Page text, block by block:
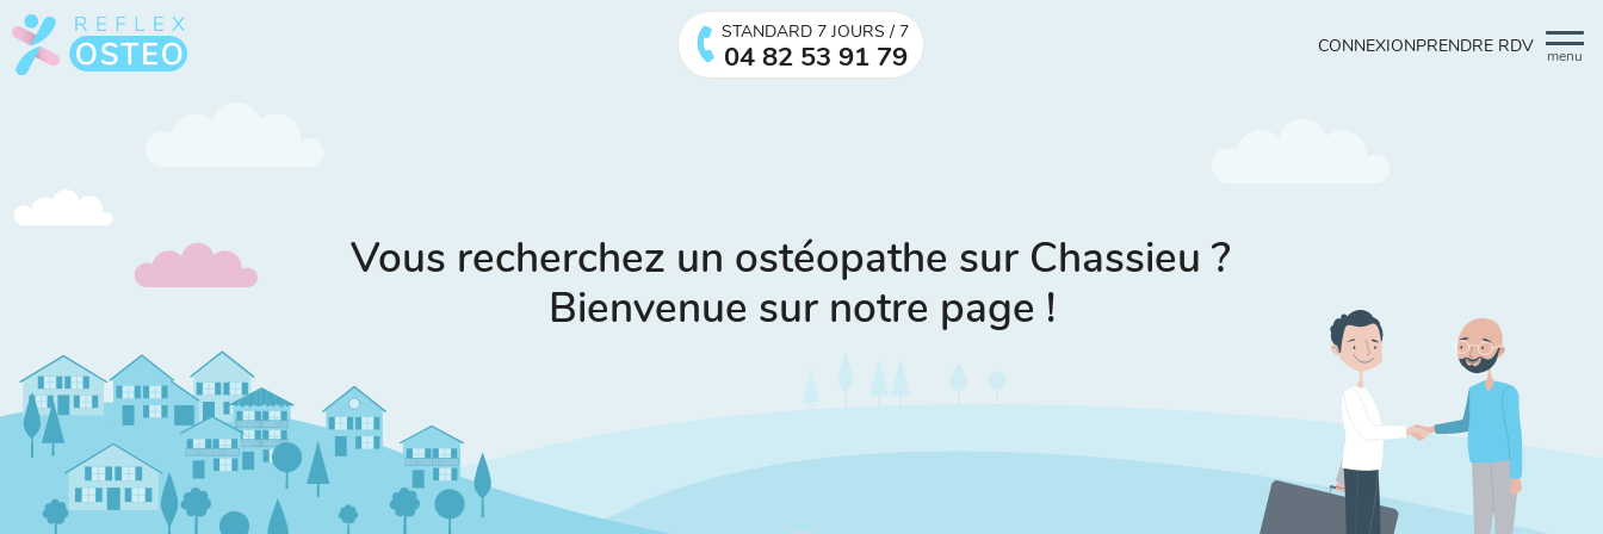
menu
STANDARD 7 JOURS / 7
04 82 53 91 79 CONNEXIONPRENDRE RDV
Vous recherchez un ostéopathe sur Chassieu ?
Bienvenue sur notre page !